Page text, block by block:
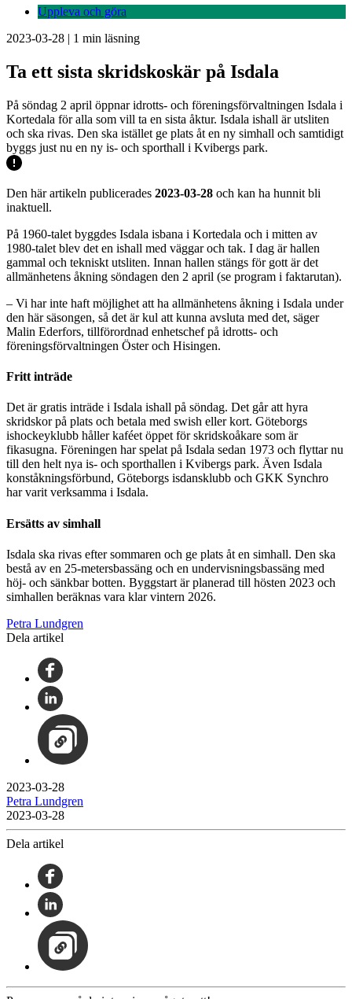
Uppleva och göra
2023-03-28 | 1 min läsning
Ta ett sista skridskoskär på Isdala
På söndag 2 april öppnar idrotts- och föreningsförvaltningen Isdala i
Kortedala för alla som vill ta en sista åktur. Isdala ishall är utsliten
och ska rivas. Den ska istället ge plats åt en ny simhall och samtidigt
byggs just nu en ny is- och sporthall i Kvibergs park.
Den här artikeln publicerades 2023-03-28 och kan ha hunnit bli
inaktuell.
På 1960-talet byggdes Isdala isbana i Kortedala och i mitten av
1980-talet blev det en ishall med väggar och tak. I dag är hallen
gammal och tekniskt utsliten. Innan hallen stängs för gott är det
allmänhetens åkning söndagen den 2 april (se program i faktarutan).
– Vi har inte haft möjlighet att ha allmänhetens åkning i Isdala under
den här säsongen, så det är kul att kunna avsluta med det, säger
Malin Ederfors, tillförordnad enhetschef på idrotts- och
föreningsförvaltningen Öster och Hisingen.
Fritt inträde
Det är gratis inträde i Isdala ishall på söndag. Det går att hyra
skridskor på plats och betala med swish eller kort. Göteborgs
ishockeyklubb håller kaféet öppet för skridskoåkare som är
fikasugna. Föreningen har spelat på Isdala sedan 1973 och flyttar nu
till den helt nya is- och sporthallen i Kvibergs park. Även Isdala
konståkningsförbund, Göteborgs isdansklubb och GKK Synchro
har varit verksamma i Isdala.
Ersätts av simhall
Isdala ska rivas efter sommaren och ge plats åt en simhall. Den ska
bestå av en 25-metersbassäng och en undervisningsbassäng med
höj- och sänkbar botten. Byggstart är planerad till hösten 2023 och
simhallen beräknas vara klar vintern 2026.
Petra Lundgren
Dela artikel
2023-03-28
Petra Lundgren
2023-03-28
Dela artikel